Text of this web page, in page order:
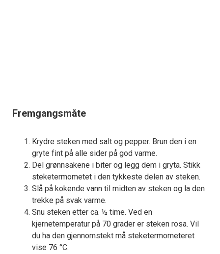
Fremgangsmåte
Krydre steken med salt og pepper. Brun den i en
gryte fint på alle sider på god varme.
Del grønnsakene i biter og legg dem i gryta. Stikk
steketermometet i den tykkeste delen av steken.
Slå på kokende vann til midten av steken og la den
trekke på svak varme.
Snu steken etter ca. ½ time. Ved en
kjernetemperatur på 70 grader er steken rosa. Vil
du ha den gjennomstekt må steketermometeret
vise 76 °C.